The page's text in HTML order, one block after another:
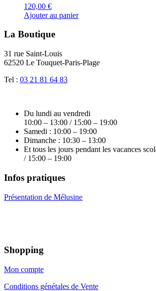
120,00 €
Ajouter au panier
La Boutique
31 rue Saint-Louis
62520 Le Touquet-Paris-Plage
Tel : 03 21 81 64 83
Du lundi au vendredi
10:00 – 13:00 / 15:00 – 19:00
Samedi : 10:00 – 19:00
Dimanche : 10:30 – 13:00
Et tous les jours pendant les vacances
/ 15:00 – 19:00
Infos pratiques
Présentation de Mélusine
Shopping
Mon compte
Conditions génétales de Vente